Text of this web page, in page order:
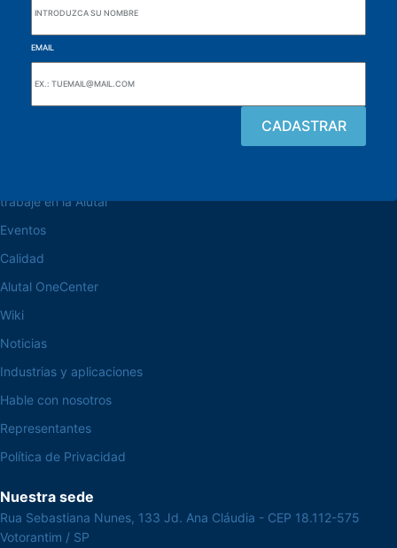
EMAIL
trabaje en la Alutal
Eventos
Calidad
Alutal OneCenter
Wiki
Noticias
Industrias y aplicaciones
Hable con nosotros
Representantes
Política de Privacidad
Nuestra sede
Rua Sebastiana Nunes, 133 Jd. Ana Cláudia - CEP 18.112-575
Votorantim / SP